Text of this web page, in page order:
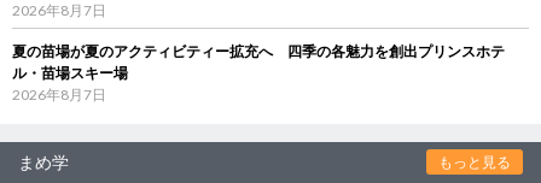
2026年8月7日
夏の苗場が夏のアクティビティー拡充へ 四季の各魅力を創出プリンスホテ
ル・苗場スキー場
2026年8月7日
まめ学 もっと見る